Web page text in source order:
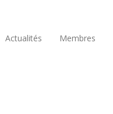
Actualités Membres